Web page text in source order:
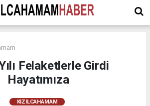
Felaketlerle Girdi
Hayatımıza
KIZILCAHAMAM